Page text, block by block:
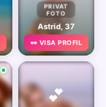
PRIVAT
FOTO
Astrid, 37
👀 VISA PROFIL
💕